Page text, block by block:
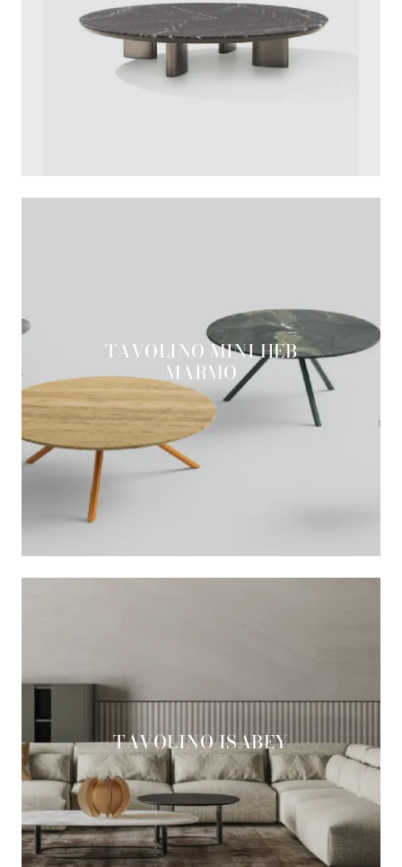
TAVOLINO MINI HEB
MARMO
TAVOLINO ISABEY